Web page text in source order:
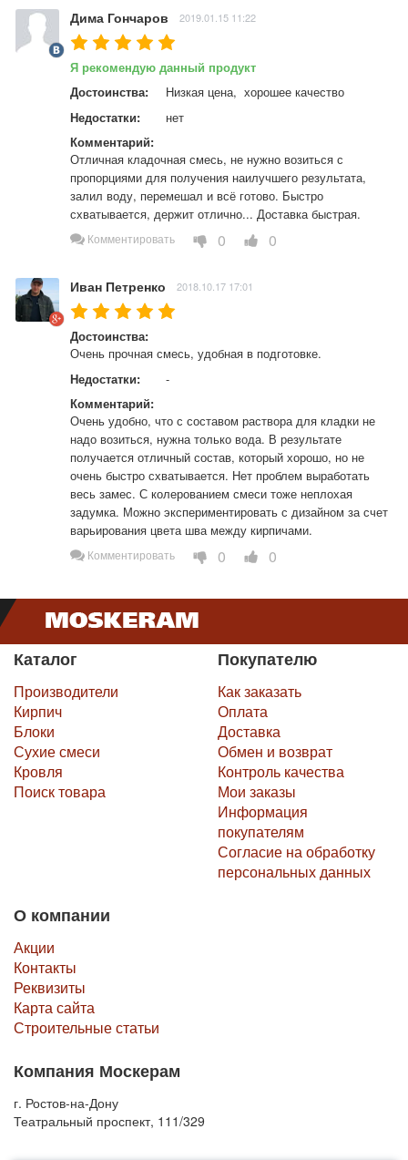
Дима Гончаров 2019.01.15 11:22
Я рекомендую данный продукт
Достоинства:
Низкая цена,  хорошее качество
Недостатки:
нет
Комментарий:
Отличная кладочная смесь, не нужно возиться с
пропорциями для получения наилучшего результата,
залил воду, перемешал и всё готово. Быстро
схватывается, держит отлично... Доставка быстрая.
Комментировать 0 0
Иван Петренко 2018.10.17 17:01
Достоинства:
Очень прочная смесь, удобная в подготовке.
Недостатки:
-
Комментарий:
Очень удобно, что с составом раствора для кладки не
надо возиться, нужна только вода. В результате
получается отличный состав, который хорошо, но не
очень быстро схватывается. Нет проблем выработать
весь замес. С колерованием смеси тоже неплохая
задумка. Можно экспериментировать с дизайном за счет
варьирования цвета шва между кирпичами.
Комментировать 0 0
Каталог
Производители
Кирпич
Блоки
Сухие смеси
Кровля
Поиск товара
Покупателю
Как заказать
Оплата
Доставка
Обмен и возврат
Контроль качества
Мои заказы
Информация
покупателям
Согласие на обработку
персональных данных
О компании
Акции
Контакты
Реквизиты
Карта сайта
Строительные статьи
Компания Москерам
г. Ростов-на-Дону
Театральный проспект, 111/329